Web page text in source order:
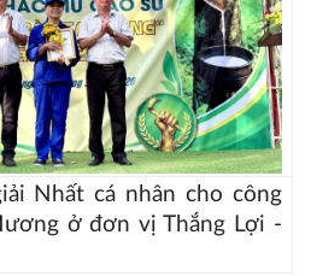
Nhất cá nhân cho công
ở đơn vị Thắng Lợi -